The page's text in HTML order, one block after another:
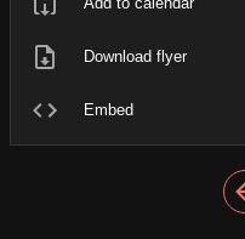
Download flyer
Embed